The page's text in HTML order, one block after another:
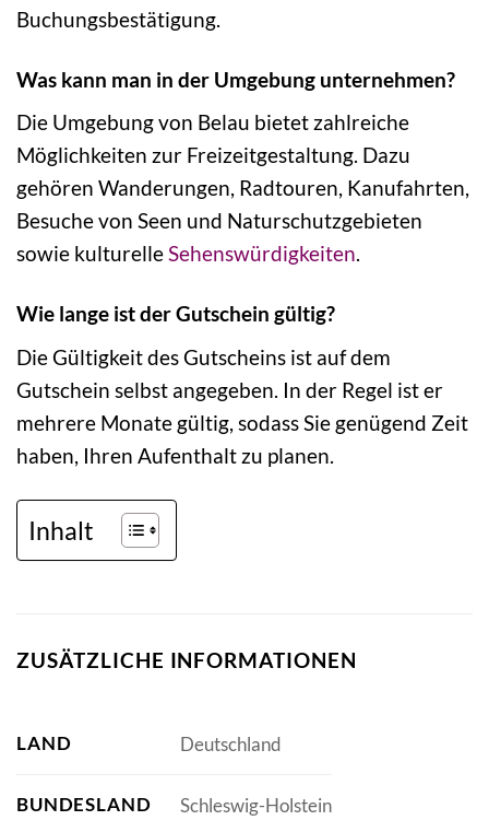
Buchungsbestätigung.
Was kann man in der Umgebung unternehmen?
Die Umgebung von Belau bietet zahlreiche
Möglichkeiten zur Freizeitgestaltung. Dazu
gehören Wanderungen, Radtouren, Kanufahrten,
Besuche von Seen und Naturschutzgebieten
sowie kulturelleSehenswürdigkeiten.
Wie lange ist der Gutschein gültig?
Die Gültigkeit des Gutscheins ist auf dem
Gutschein selbst angegeben. In der Regel ist er
mehrere Monate gültig, sodass Sie genügend Zeit
haben, Ihren Aufenthalt zu planen.
Inhalt
ZUSÄTZLICHE INFORMATIONEN
LAND Deutschland
BUNDESLAND Schleswig-Holstein